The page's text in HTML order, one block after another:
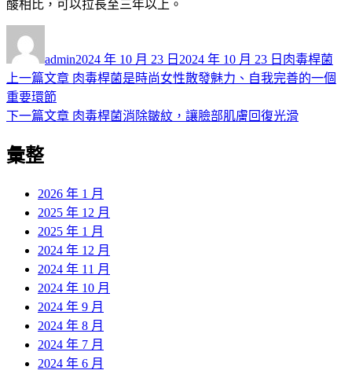
酸相比，可以拉長至三年以上。
者
admin佈
日
2024 年 10 月 23 日 2024 年 10 月 23 日 類
肉毒桿菌
文
章
覽
上一篇文章 上
篇
肉毒桿菌是時尚女性散發魅力、自我完善的一個
重要環節
下一篇文章 下
章:
肉毒桿菌消除皺紋，讓臉部肌膚回復光滑
彙整
2026 年 1 月
2025 年 12 月
2025 年 1 月
2024 年 12 月
2024 年 11 月
2024 年 10 月
2024 年 9 月
2024 年 8 月
2024 年 7 月
2024 年 6 月